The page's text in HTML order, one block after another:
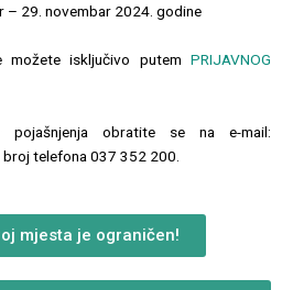
– 29. novembar 2024. godine
možete isključivo putemPRIJAVNOG
obratite se na e-mail:
broj telefona 037 352 200.
mjesta je ograničen!